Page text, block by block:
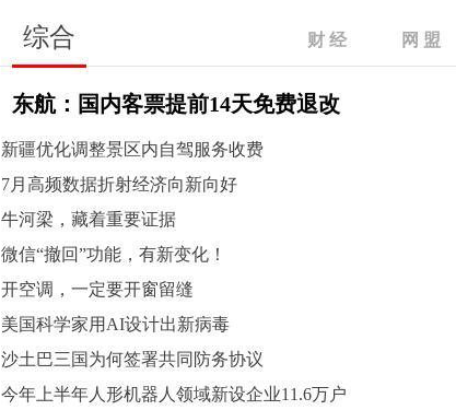
综合 网 盟
财 经
东航：国内客票提前14天免费退改
新疆优化调整景区内自驾服务收费
7月高频数据折射经济向新向好
牛河梁，藏着重要证据
微信“撤回”功能，有新变化！
开空调，一定要开窗留缝
美国科学家用AI设计出新病毒
沙土巴三国为何签署共同防务协议
今年上半年人形机器人领域新设企业11.6万户